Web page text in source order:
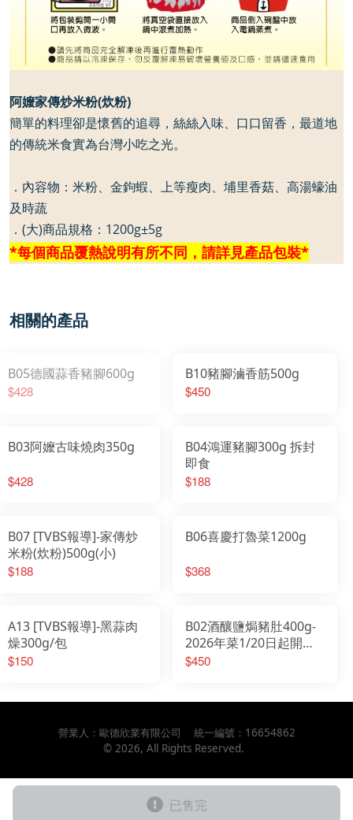
已售完
阿嬤家傳炒米粉(炊粉)
簡單的料理卻是懷舊的追尋，絲絲入味、口口留香，最道地
的傳統米食實為台灣小吃之光。
．內容物：米粉、金鉤蝦、上等瘦肉、埔里香菇、高湯蠔油
及時蔬
． (大)商品規格： 1200g±5g
*每個商品覆熱說明有所不同，請詳見產品包裝*
相關的產品
B05德國蒜香豬腳600g
$428
B10豬腳滷香筋500g
$450
B03阿嬤古味燒肉350g
$428
B04鴻運豬腳300g 拆封
即食
$188
B07 [TVBS報導]-家傳炒
米粉(炊粉)500g(小)
$188
B06喜慶打魯菜1200g
$368
A13 [TVBS報導]-黑蒜肉
燥300g/包
$150
B02酒釀鹽焗豬肚400g-
2026年菜1/20日起開始
出貨
$450
營業人： 歐德欣業有限公司 統一編號： 16654862
© 2026, All Rights Reserved.